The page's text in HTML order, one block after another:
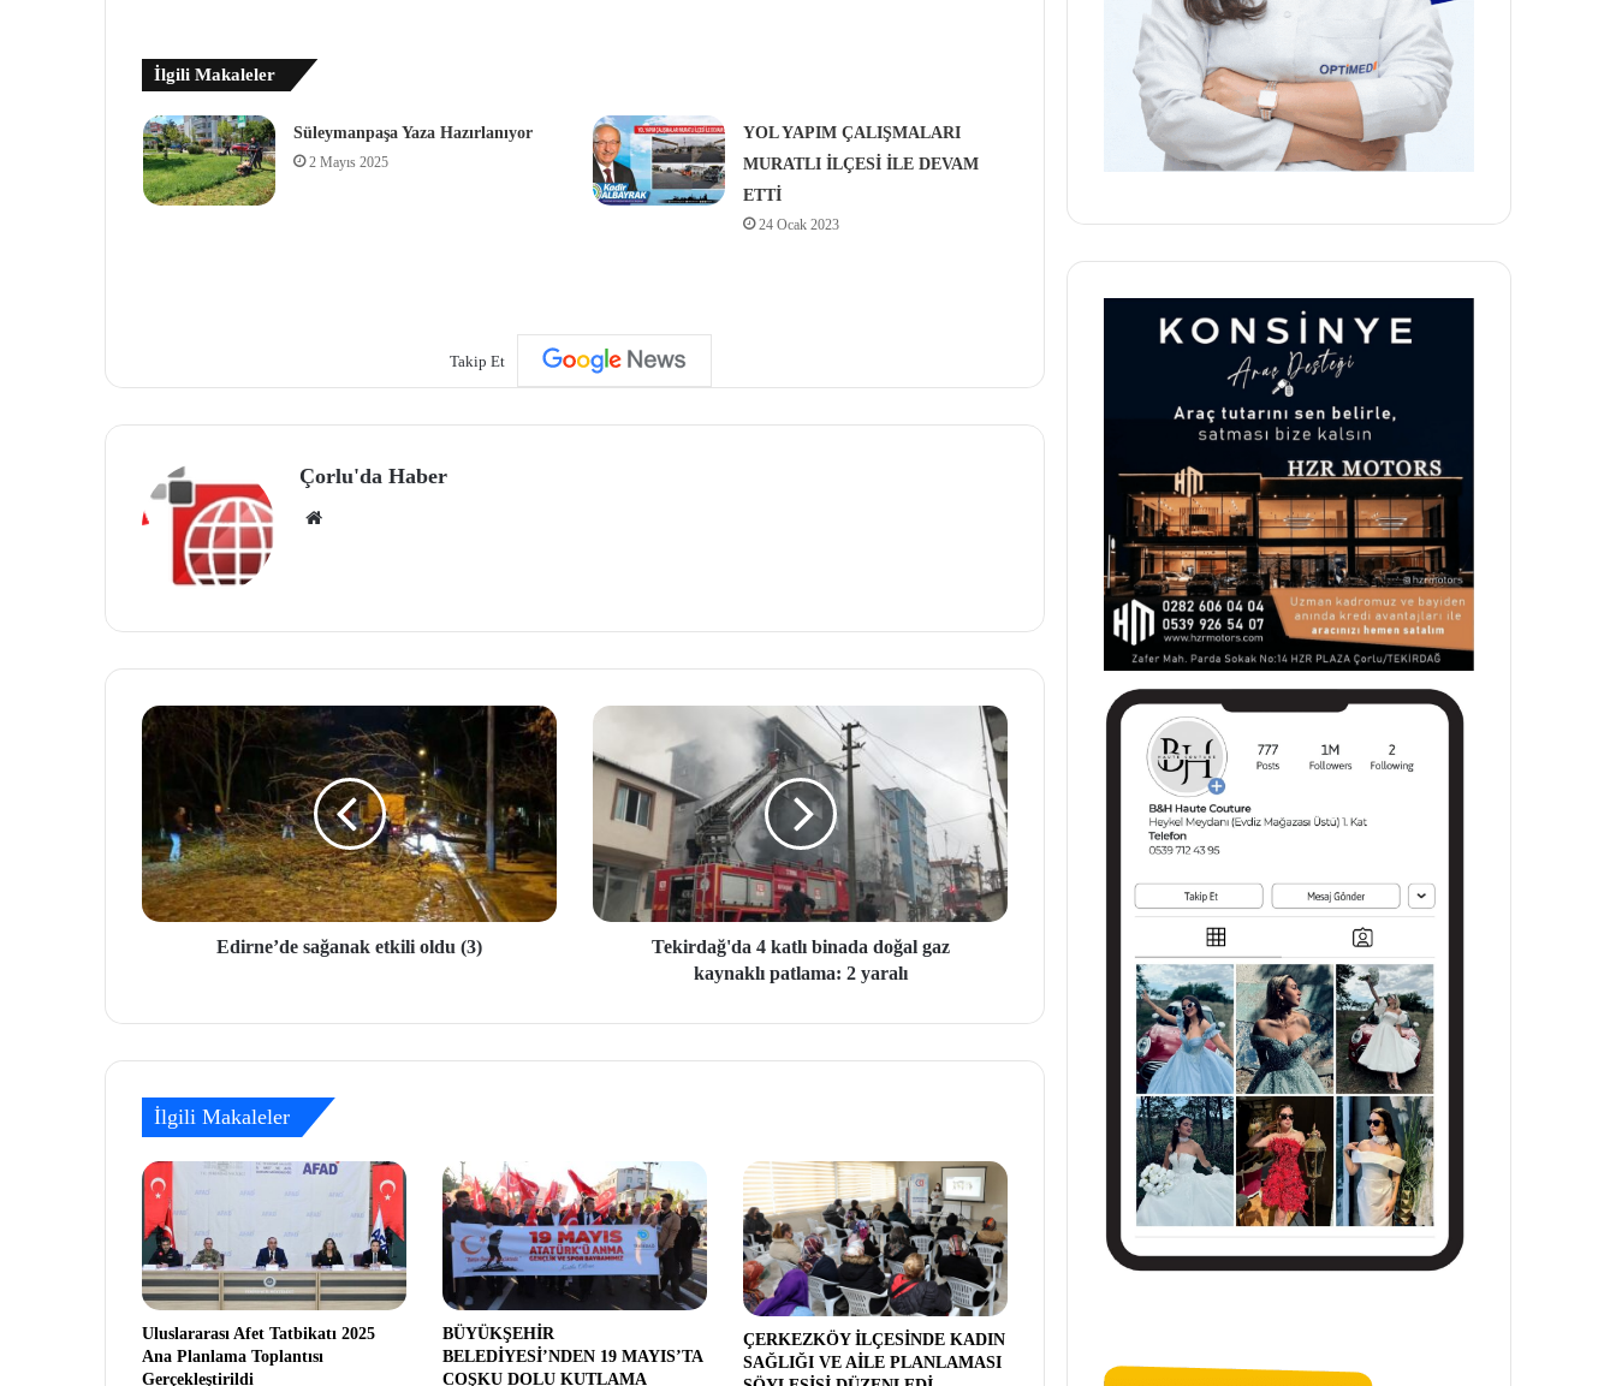
İlgili Makaleler
Süleymanpaşa Yaza Hazırlanıyor
2 Mayıs 2025
YOL YAPIM ÇALIŞMALARI
MURATLI İLÇESİ İLE DEVAM
ETTİ
24 Ocak 2023
Takip Et
Çorlu'da Haber
Edirne’de sağanak etkili oldu (3)
Tekirdağ'da 4 katlı binada doğal gaz
kaynaklı patlama: 2 yaralı
İlgili Makaleler
Uluslararası Afet Tatbikatı 2025
Ana Planlama Toplantısı
Gerçekleştirildi
BÜYÜKŞEHİR
BELEDİYESİ’NDEN 19 MAYIS’TA
COŞKU DOLU KUTLAMA
ÇERKEZKÖY İLÇESİNDE KADIN
SAĞLIĞI VE AİLE PLANLAMASI